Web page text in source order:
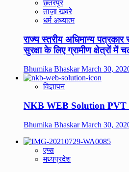
छतरपुर
ताज़ा खबरे
धर्म अध्यात्म
राज्य स्तरीय अधिमान्य पत्रकार
सुरक्षा के लिए ग्रामीण क्षेत्रों में
Bhumika BhaskarMarch 30,
विज्ञापन
NKB WEB Solution PVT
Bhumika BhaskarMarch 30,
एप्स
मध्यप्रदेश